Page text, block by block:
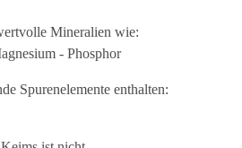
Mineralien wie:
- Phosphor
Spurenelemente enthalten: